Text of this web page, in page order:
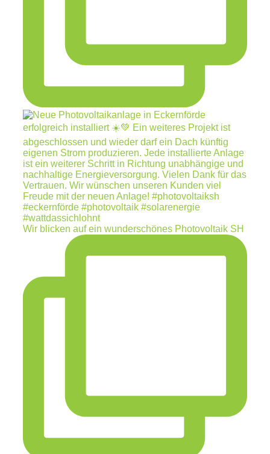
Wir blicken auf ein wunderschönes Photovoltaik SH